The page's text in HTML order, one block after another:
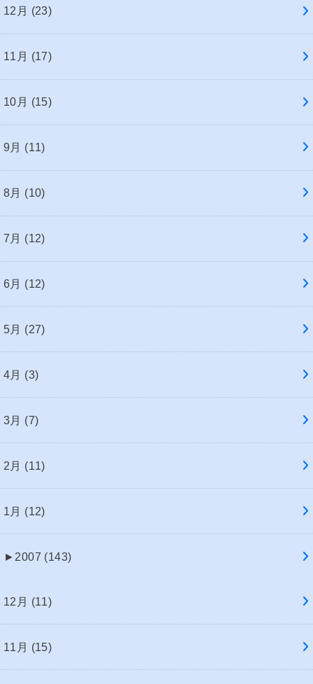
12月 (23)
11月 (17)
10月 (15)
9月 (11)
8月 (10)
7月 (12)
6月 (12)
5月 (27)
4月 (3)
3月 (7)
2月 (11)
1月 (12)
► 2007 (143)
12月 (11)
11月 (15)